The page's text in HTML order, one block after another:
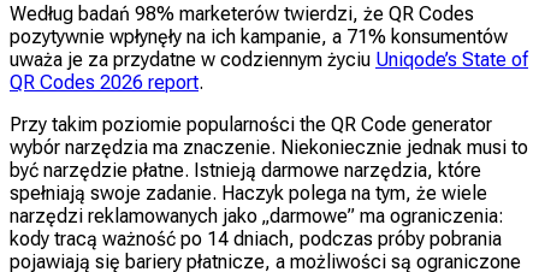
Według badań 98% marketerów twierdzi, że QR Codes
pozytywnie wpłynęły na ich kampanie, a 71% konsumentów
uważa je za przydatne w codziennym życiu Uniqode’s State of
QR Codes 2026 report.
Przy takim poziomie popularności the QR Code generator
wybór narzędzia ma znaczenie. Niekoniecznie jednak musi to
być narzędzie płatne. Istnieją darmowe narzędzia, które
spełniają swoje zadanie. Haczyk polega na tym, że wiele
narzędzi reklamowanych jako „darmowe” ma ograniczenia:
kody tracą ważność po 14 dniach, podczas próby pobrania
pojawiają się bariery płatnicze, a możliwości są ograniczone